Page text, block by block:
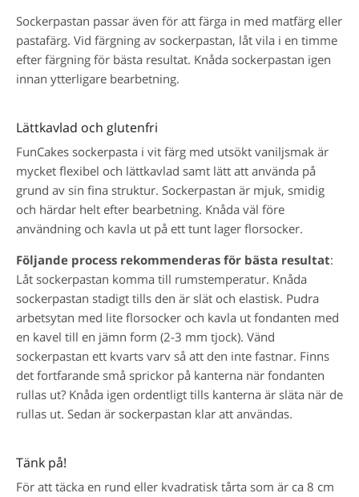
Sockerpastan passar även för att färga in med matfärg eller
pastafärg. Vid färgning av sockerpastan, låt vila i en timme
efter färgning för bästa resultat. Knåda sockerpastan igen
innan ytterligare bearbetning.
Lättkavlad och glutenfri
FunCakes sockerpasta i vit färg med utsökt vaniljsmak är
mycket flexibel och lättkavlad samt lätt att använda på
grund av sin fina struktur. Sockerpastan är mjuk, smidig
och härdar helt efter bearbetning. Knåda väl före
användning och kavla ut på ett tunt lager florsocker.
Följande process rekommenderas för bästa resultat:
Låt sockerpastan komma till rumstemperatur. Knåda
sockerpastan stadigt tills den är slät och elastisk. Pudra
arbetsytan med lite florsocker och kavla ut fondanten med
en kavel till en jämn form (2-3 mm tjock). Vänd
sockerpastan ett kvarts varv så att den inte fastnar. Finns
det fortfarande små sprickor på kanterna när fondanten
rullas ut? Knåda igen ordentligt tills kanterna är släta när de
rullas ut. Sedan är sockerpastan klar att användas.
Tänk på!
För att täcka en rund eller kvadratisk tårta som är ca 8 cm